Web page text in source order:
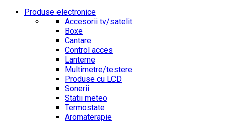
Produse electronice
Accesorii tv/satelit
Boxe
Cantare
Control acces
Lanterne
Multimetre/testere
Produse cu LCD
Sonerii
Statii meteo
Termostate
Aromaterapie